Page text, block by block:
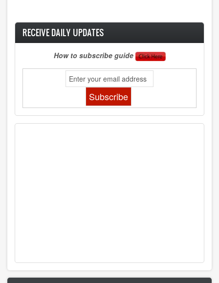
RECEIVE DAILY UPDATES
How to subscribe guide